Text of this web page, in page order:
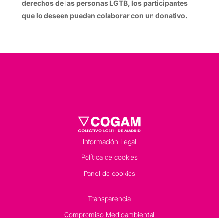
derechos de las personas LGTB, los participantes
que lo deseen pueden colaborar con un donativo.
Información Legal
Política de cookies
Panel de cookies
Transparencia
Compromiso Medioambiental